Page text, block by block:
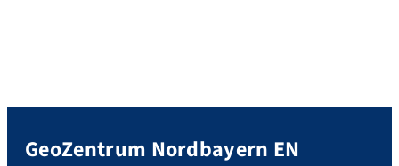
GeoZentrum Nordbayern EN